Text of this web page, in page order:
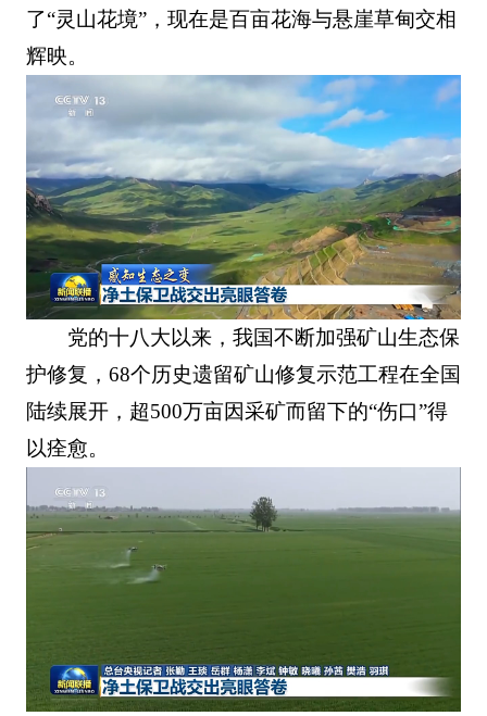
了“灵山花境”，现在是百亩花海与悬崖草甸交相
辉映。
党的十八大以来，我国不断加强矿山生态保
护修复，68个历史遗留矿山修复示范工程在全国
陆续展开，超500万亩因采矿而留下的“伤口”得
以痊愈。